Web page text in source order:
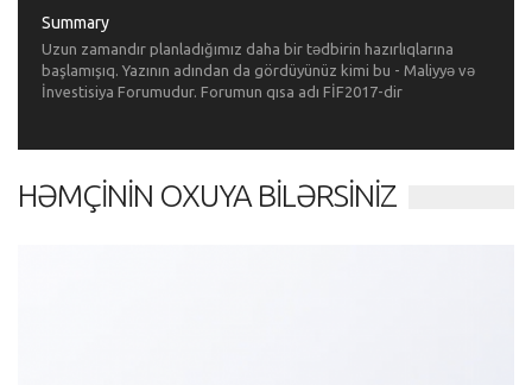
Summary
Uzun zamandır planladığımız daha bir tədbirin hazırlıqlarına
başlamışıq. Yazının adından da gördüyünüz kimi bu - Maliyyə və
İnvestisiya Forumudur. Forumun qısa adı FİF2017-dir
HƏMÇININ OXUYA BILƏRSINIZ